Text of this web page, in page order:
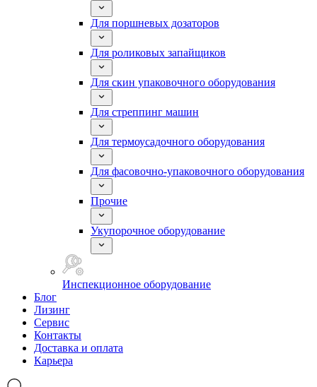
Для поршневых дозаторов
Для роликовых запайщиков
Для скин упаковочного оборудования
Для стреппинг машин
Для термоусадочного оборудования
Для фасовочно-упаковочного оборудования
Прочие
Укупорочное оборудование
Инспекционное оборудование
Блог
Лизинг
Сервис
Контакты
Доставка и оплата
Карьера